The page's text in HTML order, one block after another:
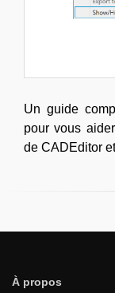
Un guide
pour vous
de CADEditor
À propos